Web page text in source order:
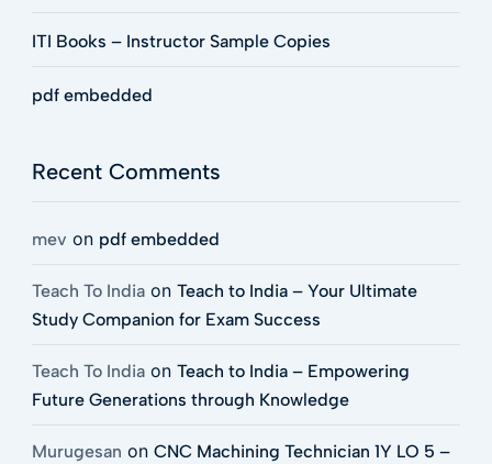
ITI Books – Instructor Sample Copies
pdf embedded
Recent Comments
mev on pdf embedded
Teach To Indiaon Teach to India – Your Ultimate
Study Companion for Exam Success
Teach To Indiaon Teach to India – Empowering
Future Generations through Knowledge
Murugesan on CNC Machining Technician 1Y LO 5 –